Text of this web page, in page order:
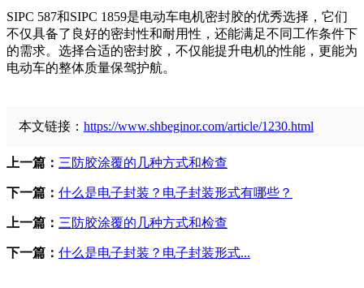
SIPC 587和SIPC 1859是电动车电机密封胶的优秀选择，它们
不仅具备了良好的密封性和耐用性，还能满足不同工作条件下
的需求。选择合适的密封胶，不仅能提升电机的性能，更能为
电动车的整体质量保驾护航。
本文链接： https://www.shbeginor.com/article/1230.html
上一篇： 三防胶涂覆的几种方式和检查
下一篇： 什么是电子封装？电子封装形式有哪些？
上一篇： 三防胶涂覆的几种方式和检查
下一篇： 什么是电子封装？电子封装形式...